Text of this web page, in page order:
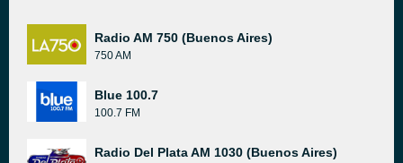
Radio AM 750 (Buenos Aires)
750 AM
Blue 100.7
100.7 FM
Radio Del Plata AM 1030 (Buenos Aires)